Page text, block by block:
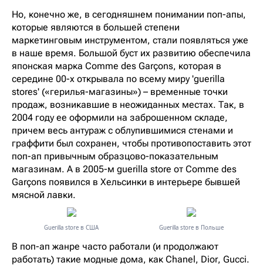
Но, конечно же, в сегодняшнем понимании поп-апы,
которые являются в большей степени
маркетинговым инструментом, стали появляться уже
в наше время. Большой буст их развитию обеспечила
японская марка Comme des Garçons, которая в
середине 00-х открывала по всему миру 'guerilla
stores' («герилья-магазины») – временные точки
продаж, возникавшие в неожиданных местах. Так, в
2004 году ее оформили на заброшенном складе,
причем весь антураж с облупившимися стенами и
граффити был сохранен, чтобы противопоставить этот
поп-ап привычным образцово-показательным
магазинам. А в 2005-м guerilla store от Comme des
Garçons появился в Хельсинки в интерьере бывшей
мясной лавки.
Guerilla store в США Guerilla store в Польше
В поп-ап жанре часто работали (и продолжают
работать) такие модные дома, как Chanel, Dior, Gucci.